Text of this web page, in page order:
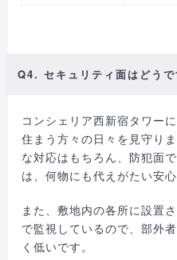
Q4. セキュリティ面はどうで
コンシェリア西新宿タワー
住まう方々の日々を見守り
な対応はもちろん、防犯面
は、何物にも代えがたい安
また、敷地内の各所に設置
で監視しているので、部外
く低いです。